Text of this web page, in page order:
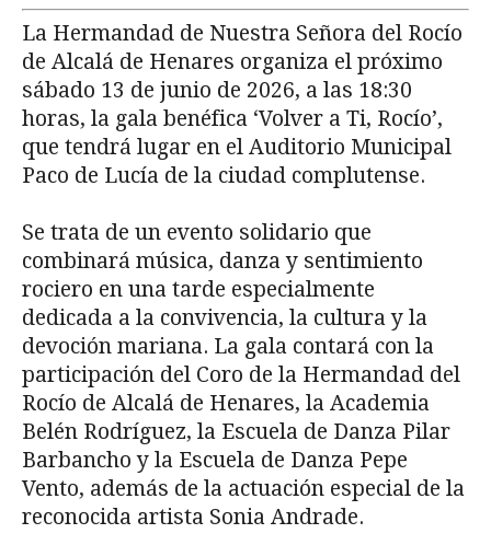
La Hermandad de Nuestra Señora del Rocío
de Alcalá de Henares organiza el próximo
sábado 13 de junio de 2026, a las 18:30
horas, la gala benéfica ‘Volver a Ti, Rocío’,
que tendrá lugar en el Auditorio Municipal
Paco de Lucía de la ciudad complutense.
Se trata de un evento solidario que
combinará música, danza y sentimiento
rociero en una tarde especialmente
dedicada a la convivencia, la cultura y la
devoción mariana. La gala contará con la
participación del Coro de la Hermandad del
Rocío de Alcalá de Henares, la Academia
Belén Rodríguez, la Escuela de Danza Pilar
Barbancho y la Escuela de Danza Pepe
Vento, además de la actuación especial de la
reconocida artista Sonia Andrade.